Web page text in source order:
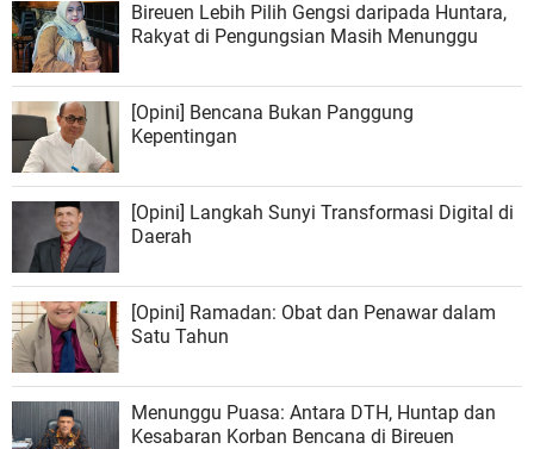
Bireuen Lebih Pilih Gengsi daripada Huntara,
Rakyat di Pengungsian Masih Menunggu
[Opini] Bencana Bukan Panggung
Kepentingan
[Opini] Langkah Sunyi Transformasi Digital di
Daerah
[Opini] Ramadan: Obat dan Penawar dalam
Satu Tahun
Menunggu Puasa: Antara DTH, Huntap dan
Kesabaran Korban Bencana di Bireuen